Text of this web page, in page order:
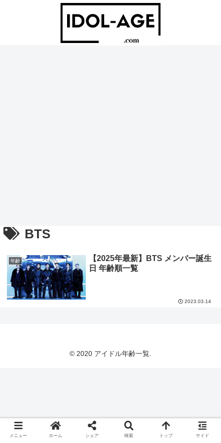
BTS
年齢
【2025年最新】BTS メンバー誕生
日 年齢順一覧
2023.03.14
© 2020 アイドル年齢一覧.
メニュー ホーム シェア 検索 トップ サイド